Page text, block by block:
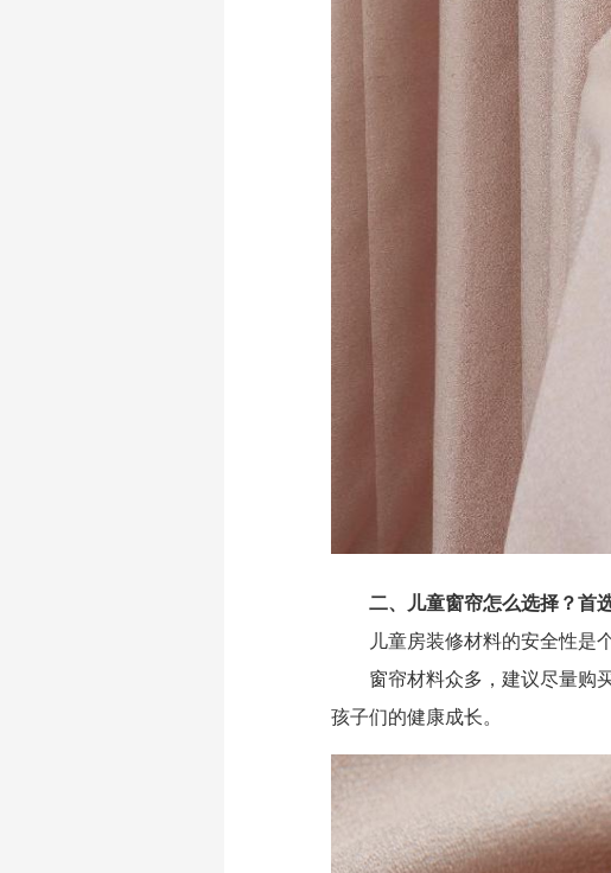
二、儿童窗帘怎么选择？首
儿童房装修材料的安全性是个
窗帘材料众多，建议尽量购买
孩子们的健康成长。